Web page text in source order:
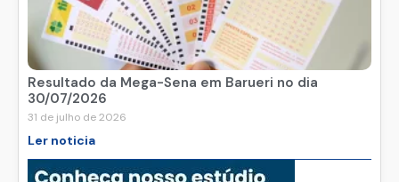
Resultado da Mega-Sena em Barueri no dia
30/07/2026
31 de julho de 2026
Ler noticia